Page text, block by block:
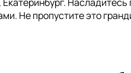
Не пропустите это